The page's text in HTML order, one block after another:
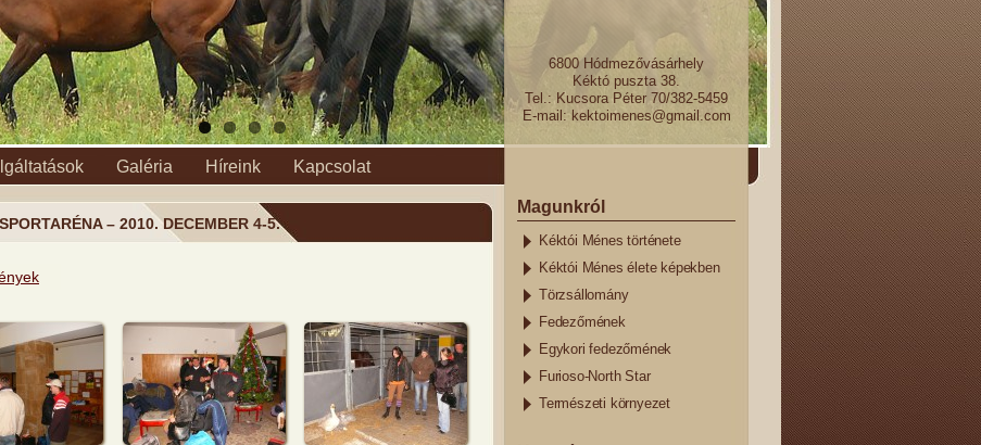
6800 Hódmezővásárhely
Kéktó puszta 38.
Tel.: Kucsora Péter 70/382-5459
E-mail: kektoimenes@gmail.com
Galéria Híreink Kapcsolat
– 2010. DECEMBER 4-5.
Magunkról
Kéktói Ménes története
Kéktói Ménes élete képekben
Törzsállomány
Fedezőmének
Egykori fedezőmének
Furioso-North Star
Természeti környezet